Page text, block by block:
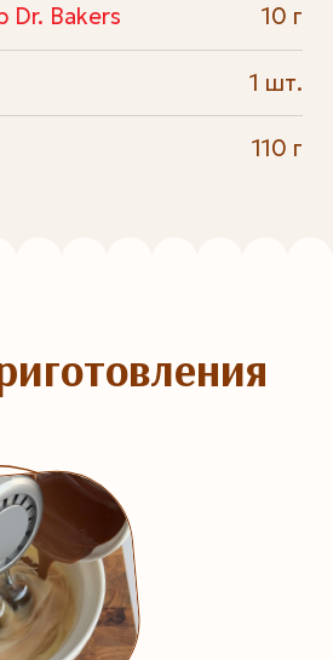
Dr. Bakers 10 г
1 шт.
110 г